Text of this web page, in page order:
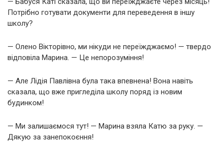
Потрібно готувати документи для переведення в іншу
школу?
— Олено Вікторівно, ми нікуди не переїжджаємо! — твердо
відповіла Марина. — Це непорозуміння!
— Але Лідія Павлівна була така впевнена! Вона навіть
сказала, що вже пригледіла школу поряд із новим
будинком!
— Ми залишаємося тут! — Марина взяла Катю за руку. —
Дякую за занепокоєння!